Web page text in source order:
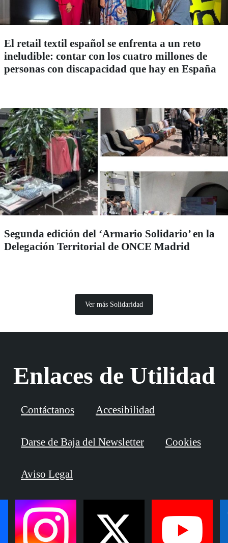
El retail textil español se enfrenta a un reto
ineludible: contar con los cuatro millones de
personas con discapacidad que hay en España
Segunda edición del ‘Armario Solidario’ en la
Delegación Territorial de ONCE Madrid
Ver más Solidaridad
Enlaces de Utilidad
Contáctanos Accesibilidad
Darse de Baja del Newsletter Cookies
Aviso Legal